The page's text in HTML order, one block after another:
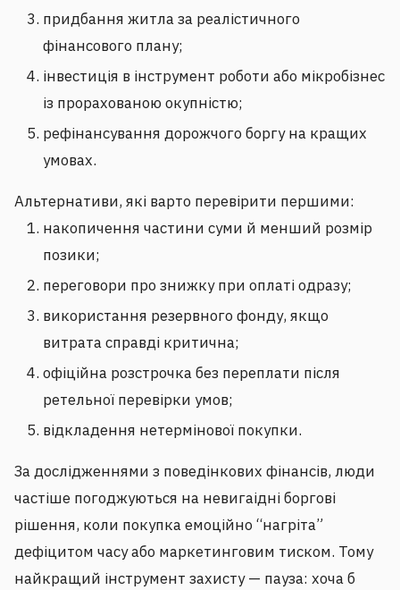
придбання житла за реалістичного
фінансового плану;
інвестиція в інструмент роботи або мікробізнес
із прорахованою окупністю;
рефінансування дорожчого боргу на кращих
умовах.
Альтернативи, які варто перевірити першими:
накопичення частини суми й менший розмір
позики;
переговори про знижку при оплаті одразу;
використання резервного фонду, якщо
витрата справді критична;
офіційна розстрочка без переплати після
ретельної перевірки умов;
відкладення нетермінової покупки.
За дослідженнями з поведінкових фінансів, люди
частіше погоджуються на невигаідні боргові
рішення, коли покупка емоційно “нагріта”
дефіцитом часу або маркетинговим тиском. Тому
найкращий інструмент захисту — пауза: хоча б